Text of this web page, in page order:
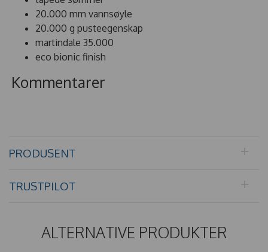
20.000 mm vannsøyle
20.000 g pusteegenskap
martindale 35.000
eco bionic finish
Kommentarer
PRODUSENT
TRUSTPILOT
ALTERNATIVE PRODUKTER